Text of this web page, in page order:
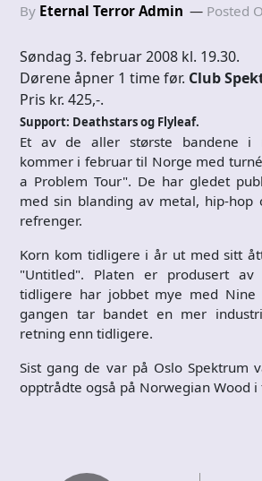
By Eternal Terror Admin Posted
Søndag 3. februar 2008 kl. 19.30.
Dørene åpner 1 time før. Club
Pris kr. 425,-.
Support: Deathstars og Flyleaf.
Et av de aller største bandene i
kommer i februar til Norge med
a Problem Tour". De har gledet
med sin blanding av metal, hip-hop
refrenger.
Korn kom tidligere i år ut med sitt
"Untitled". Platen er produsert av
tidligere har jobbet mye med Nine
gangen tar bandet en mer
retning enn tidligere.
Sist gang de var på Oslo Spektrum
opptrådte også på Norwegian Wood i